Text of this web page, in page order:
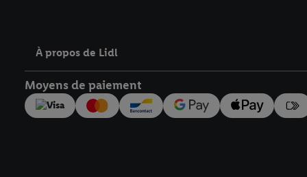
À propos de Lidl
Moyens de paiement